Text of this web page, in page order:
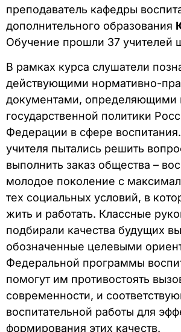
преподаватель кафедры
дополнительного образования
Обучение прошли 37 учителей
В рамках курса слушатели
действующими нормативно-
документами, определяющими
государственной политики
Федерации в сфере
учителя пытались решить
выполнить заказ общества –
молодое поколение с
тех социальных условий, в
жить и работать. Классные
подбирали качества будущих
обозначенные целевыми
Федеральной программы
помогут им противостоять
современности, и
воспитательной работы для
формирования этих качеств.